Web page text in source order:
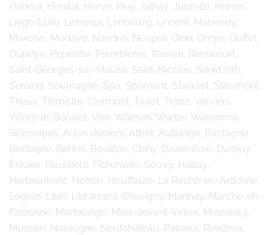
Hannut, Herstal, Herve, Huy, Jalhay, Juprelle, Kelmis,
Liège (Luik), Lierneux, Limbourg, Lincent, Malmedy,
Marchin, Modave, Nandrin, Neupré, Olne, Oreye, Ouffet,
Oupeye, Pepinster, Plombières, Raeren, Remicourt,
Saint-Georges-sur-Meuse, Saint-Nicolas, Sankt Vith,
Seraing, Soumagne, Spa, Sprimont, Stavelot, Stoumont,
Theux, Thimister-Clermont, Tinlot, Trooz, Verviers,
Villers-le-Bouillet, Visé, Waimes, Wanze, Waremme,
Wasseiges, Arlon (Aarlen), Attert, Aubange, Bastogne,
Bertogne, Bertrix, Bouillon, Chiny, Daverdisse, Durbuy,
Érezée, Fauvillers, Florenville, Gouvy, Habay,
Herbeumont, Hotton, Houffalize, La Roche-en-Ardenne,
Léglise, Libin, Libramont-Chevigny, Manhay, Marche-en-
Famenne, Martelange, Meix-devant-Virton, Messancy,
Musson, Nassogne, Neufchâteau, Paliseul, Rendeux,